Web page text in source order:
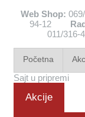
Web Shop:
94-12
011/316-
Početna
Sajt u pripremi
Akcije